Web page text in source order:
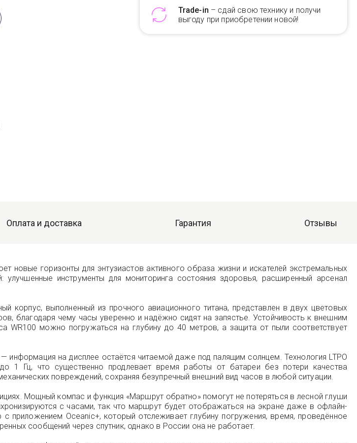
Trade-in – сдай свою технику и получи
выгоду при приобретении новой!
Оплата и доставка Гарантия Отзывы
новые горизонты для энтузиастов активного образа жизни и искателей экстремальных
инструменты для мониторинга состояния здоровья, расширенный арсенал
корпус, выполненный из прочного авиационного титана, представлен в двух цветовых
благодаря чему часы уверенно и надёжно сидят на запястье. Устойчивость к внешним
WR100 можно погружаться на глубину до 40 метров, а защита от пыли соответствует
на дисплее остаётся читаемой даже под палящим солнцем. Технология LTPO
1 Гц, что существенно продлевает время работы от батареи без потери качества
повреждений, сохраняя безупречный внешний вид часов в любой ситуации.
Мощный компас и функция «Маршрут обратно» помогут не потеряться в лесной глуши
с часами, так что маршрут будет отображаться на экране даже в офлайн-
приложением Oceanic+, который отслеживает глубину погружения, время, проведённое
сообщений через спутник, однако в России она не работает.